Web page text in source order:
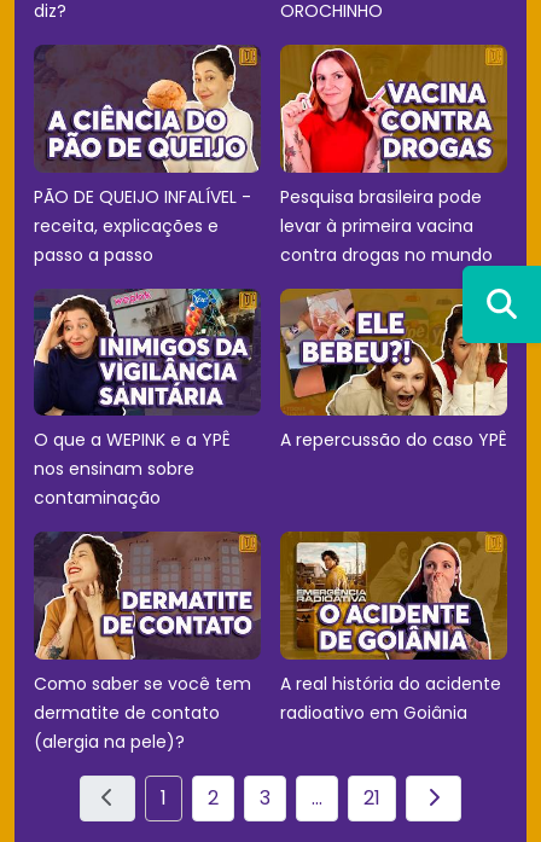
diz? OROCHINHO
PÃO DE QUEIJO INFALÍVEL -
receita, explicações e
passo a passo
Pesquisa brasileira pode
levar à primeira vacina
contra drogas no mundo
O que a WEPINK e a YPÊ
nos ensinam sobre
contaminação
A repercussão do caso YPÊ
Como saber se você tem
dermatite de contato
(alergia na pele)?
A real história do acidente
radioativo em Goiânia
1 2 3 ... 21